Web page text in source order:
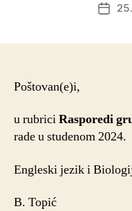
Poštovan(e)i,
u rubriciRasporedi
rade u studenom 2024.
Engleski jezik i
B. Topić